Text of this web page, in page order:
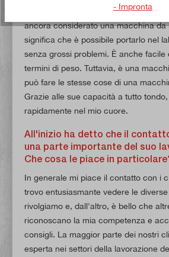
mia macchina preferita. Per le sue
ancora considerato una macchina da
significa che è possibile portarlo nel
senza grossi problemi. È anche facile
termini di peso. Tuttavia, è una
può fare le stesse cose di una
Grazie alle sue capacità a tutto
rapidamente nel mio cuore.
All'inizio ha detto che il
una parte importante del suo
Che cosa le piace in
In generale mi piace il contatto con i
trovo entusiasmante vedere le
rivolgiamo e, dall'altro, è bello che
riconoscano la mia competenza e
consigli. La maggior parte dei nostri
esperta nei settori della lavorazione
- Impronta